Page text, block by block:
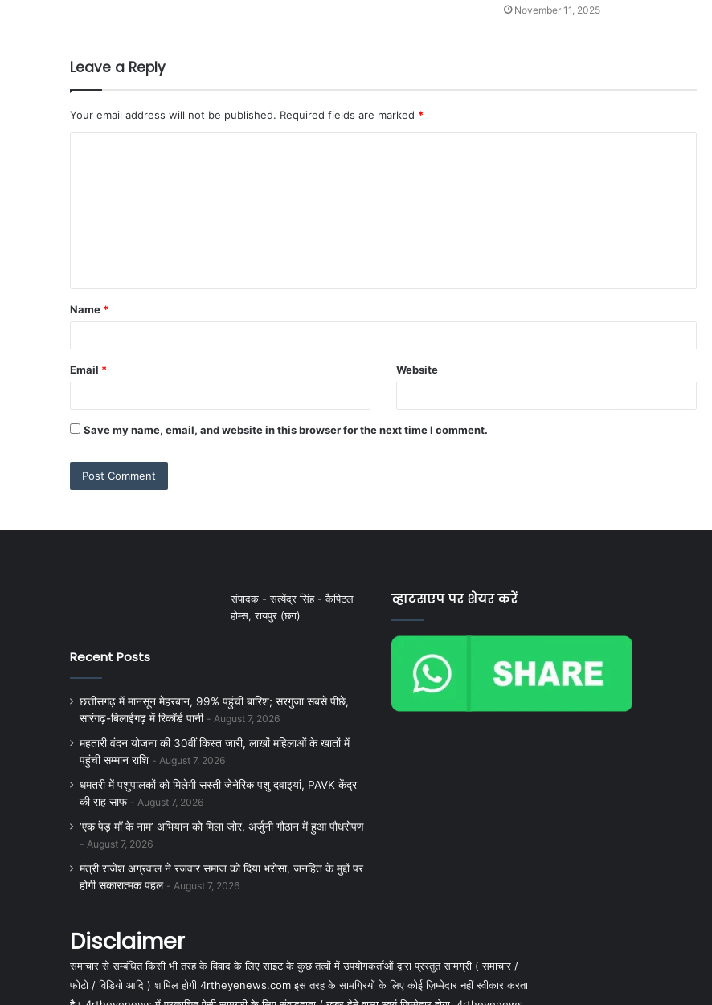
November 11, 2025
Leave a Reply
Your email address will not be published. Required fields are marked *
Name *
Email * Website
Save my name, email, and website in this browser for the next time I comment.
संपादक - सत्येंद्र सिंह - कैपिटल
होम्स, रायपुर (छग)
Recent Posts
छत्तीसगढ़ में मानसून मेहरबान, 99% पहुंची बारिश; सरगुजा सबसे पीछे,
सारंगढ़-बिलाईगढ़ में रिकॉर्ड पानी
August 7, 2026
महतारी वंदन योजना की 30वीं किस्त जारी, लाखों महिलाओं के खातों में
पहुंची सम्मान राशि
August 7, 2026
धमतरी में पशुपालकों को मिलेगी सस्ती जेनेरिक पशु दवाइयां, PAVK केंद्र
की राह साफ
August 7, 2026
‘एक पेड़ माँ के नाम’ अभियान को मिला जोर, अर्जुनी गौठान में हुआ पौधरोपण
August 7, 2026
मंत्री राजेश अग्रवाल ने रजवार समाज को दिया भरोसा, जनहित के मुद्दों पर
होगी सकारात्मक पहल
August 7, 2026
व्हाटसएप पर शेयर करें
Disclaimer
समाचार से सम्बंधित किसी भी तरह के विवाद के लिए साइट के कुछ तत्वों में उपयोगकर्ताओं द्वारा प्रस्तुत सामग्री ( समाचार /
फोटो / विडियो आदि ) शामिल होगी 4rtheyenews.com इस तरह के सामग्रियों के लिए कोई ज़िम्मेदार नहीं स्वीकार करता